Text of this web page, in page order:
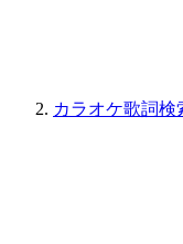
カラオケ歌詞検